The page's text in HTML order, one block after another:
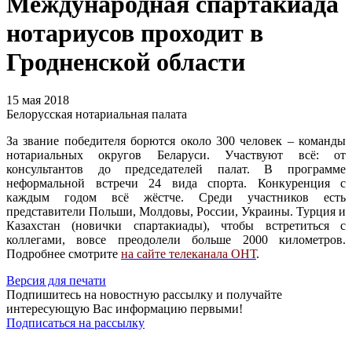
нотариусов проходит в
Гродненской области
15 мая 2018
Белорусская нотариальная палата
За звание победителя борются около 300 человек – команды
нотариальных округов Беларуси. Участвуют всё: от
консультантов до председателей палат. В программе
неформальной встречи 24 вида спорта. Конкуренция с
каждым годом всё жёстче. Среди участников есть
представители Польши, Молдовы, России, Украины. Турция и
Казахстан (новички спартакиады), чтобы встретиться с
коллегами, вовсе преодолели больше 2000 километров.
Подробнее смотрите на сайте телеканала ОНТ.
Версия для печати
Подпишитесь на новостную рассылку и получайте
интересующую Вас информацию первыми!
Подписаться на рассылку